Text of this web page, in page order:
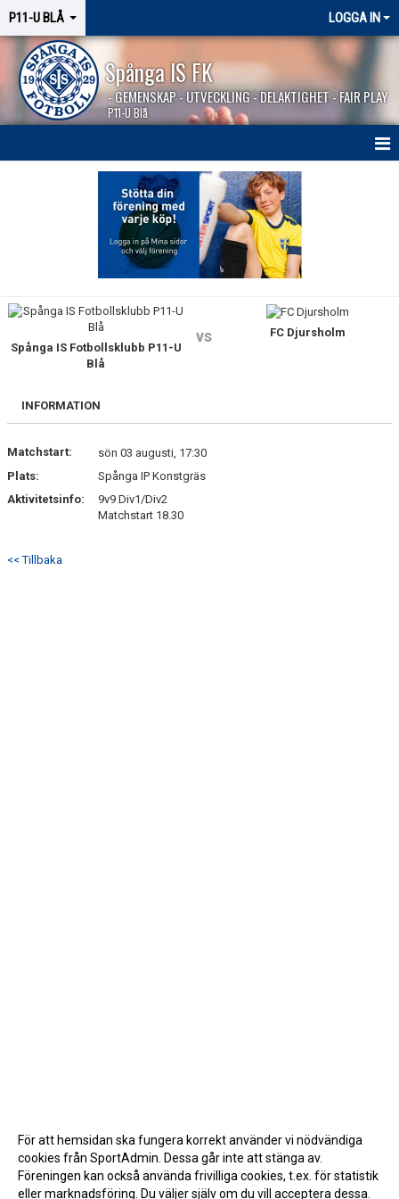
P11-U BLÅ LOGGA IN
Spånga IS FK
- GEMENSKAP - UTVECKLING - DELAKTIGHET - FAIR PLAY
P11-U Blå
Spånga IS Fotbollsklubb P11-U
Blå
vs FC Djursholm
INFORMATION
Matchstart:
sön 03 augusti, 17:30
Plats:
Spånga IP Konstgräs
Aktivitetsinfo:
9v9 Div1/Div2
Matchstart 18.30
<< Tillbaka
För att hemsidan ska fungera korrekt använder vi nödvändiga
cookies från SportAdmin. Dessa går inte att stänga av.
Föreningen kan också använda frivilliga cookies, t.ex. för statistik
eller marknadsföring. Du väljer själv om du vill acceptera dessa.